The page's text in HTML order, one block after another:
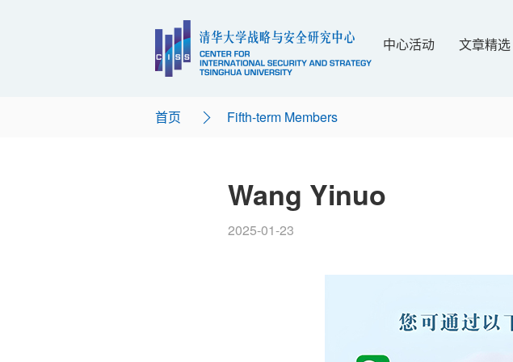
中心活动 文章精选
首页 Fifth-term Members
Wang Yinuo
2025-01-23